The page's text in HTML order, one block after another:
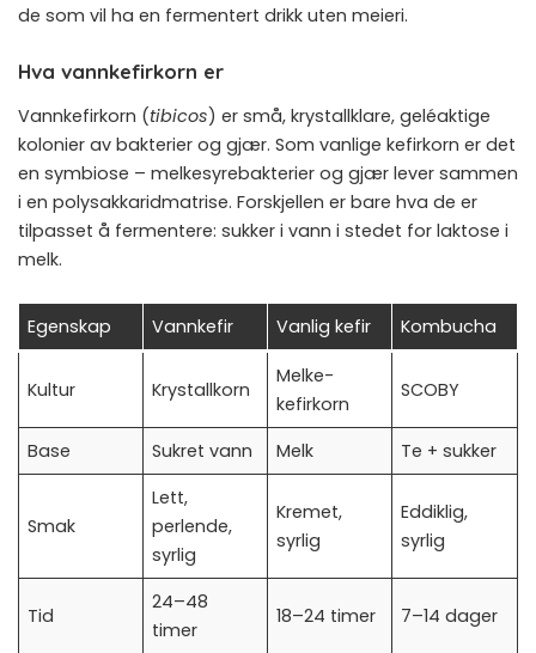
de som vil ha en fermentert drikk uten meieri.
Hva vannkefirkorn er
Vannkefirkorn (tibicos) er små, krystallklare, geléaktige
kolonier av bakterier og gjær. Som vanlige kefirkorn er det
en symbiose – melkesyrebakterier og gjær lever sammen
i en polysakkaridmatrise. Forskjellen er bare hva de er
tilpasset å fermentere: sukker i vann i stedet for laktose i
melk.
Egenskap Vannkefir Vanlig kefir Kombucha
Kultur Krystallkorn
Melke-
kefirkorn
SCOBY
Base Sukret vann Melk Te + sukker
Smak
Lett,
perlende,
syrlig
Kremet,
syrlig
Eddiklig,
syrlig
Tid
24–48
timer
18–24 timer 7–14 dager